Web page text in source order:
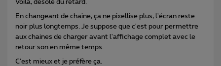
Voilà, désolé du retard.
En changeant de chaine, ça ne pixellise plus, l'écran reste
noir plus longtemps. Je suppose que c'est pour permettre
aux chaines de charger avant l'affichage complet avec le
retour son en même temps.
C'est mieux et je préfère ça.